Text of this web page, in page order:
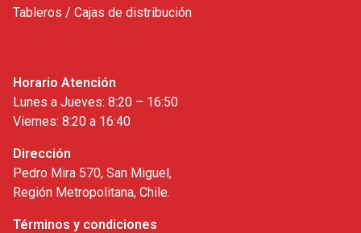
Tableros / Cajas de distribución
Horario Atención
Lunes a Jueves: 8:20 – 16:50
Viernes: 8:20 a 16:40
Dirección
Pedro Mira 570, San Miguel,
Región Metropolitana, Chile.
Términos y condiciones